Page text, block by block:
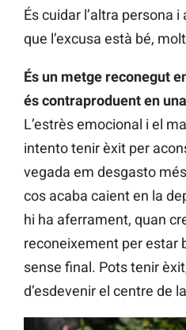
És cuidar l’altra persona
que l’excusa està bé,
És un metge reconegut
és contraproduent en
L’estrès emocional i el
intento tenir èxit per
vegada em desgasto
cos acaba caient en la
hi ha aferrament, quan
reconeixement per estar
sense final. Pots tenir
d’esdevenir el centre de